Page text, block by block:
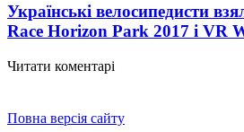
Українські велосипедисти
Race Horizon Park 2017 і VR
Читати коментарі
Повна версія сайту